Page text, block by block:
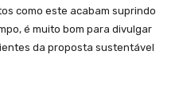
como este acabam suprindo
é muito bom para divulgar
da proposta sustentável